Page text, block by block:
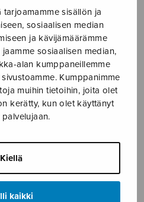
tarjoamamme sisällön ja
sosiaalisen median
ja kävijämäärämme
sosiaalisen median,
alan kumppaneillemme
Kumppanimme
muihin tietoihin, joita olet
kerätty, kun olet käyttänyt
Kiellä
kaikki
› Soitinmusiikki ›